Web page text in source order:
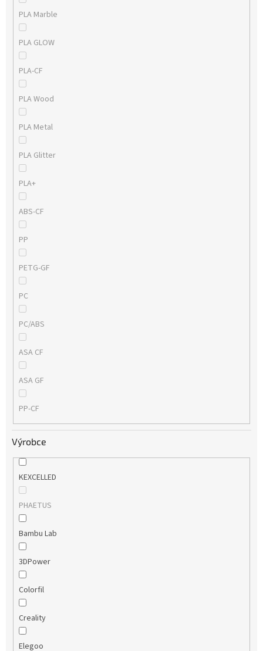
PLA Marble
PLA GLOW
PLA-CF
PLA Wood
PLA Metal
PLA Glitter
PLA+
ABS-CF
PP
PETG-GF
PC
PC/ABS
ASA CF
ASA GF
PP-CF
Výrobce
KEXCELLED
PHAETUS
Bambu Lab
3DPower
Colorfil
Creality
Elegoo